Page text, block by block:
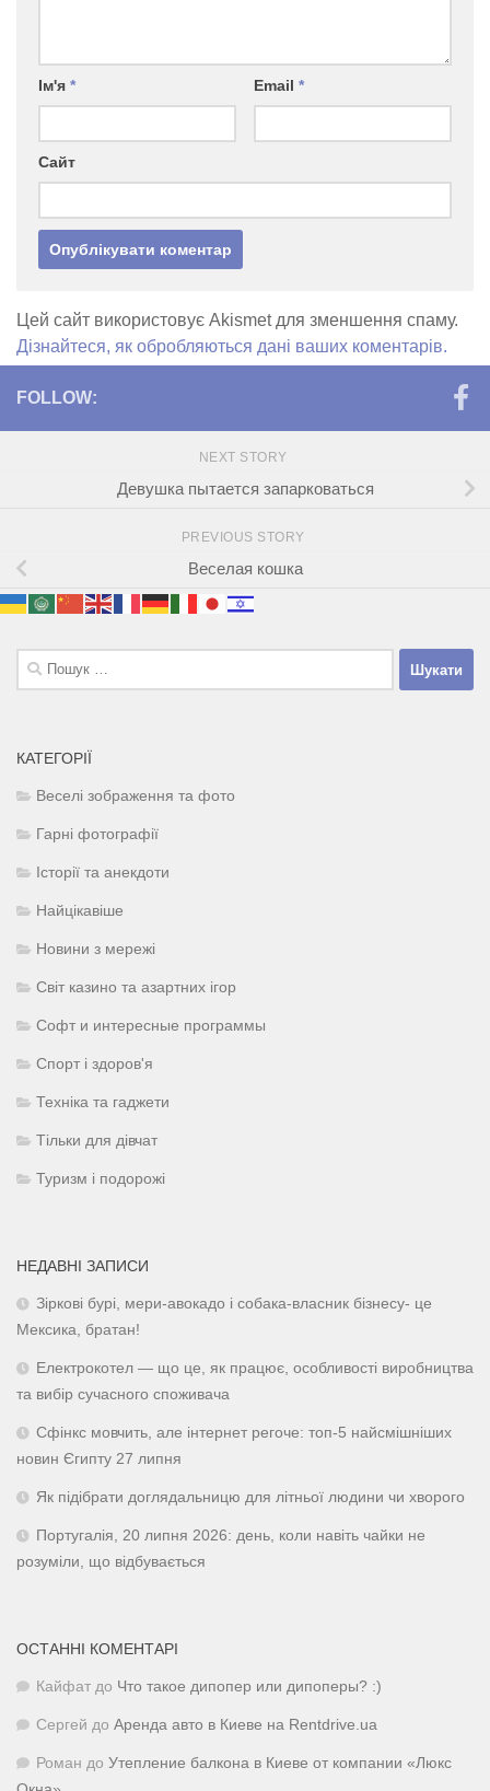
Ім'я * Email *
Сайт
Цей сайт використовує Akismet для зменшення спаму.
Дізнайтеся, як обробляються дані ваших коментарів.
FOLLOW:
NEXT STORY
Девушка пытается запарковаться
PREVIOUS STORY
Веселая кошка
Пошук:
КАТЕГОРІЇ
Веселі зображення та фото
Гарні фотографії
Історії та анекдоти
Найцікавіше
Новини з мережі
Світ казино та азартних ігор
Софт и интересные программы
Спорт і здоров'я
Техніка та гаджети
Тільки для дівчат
Туризм і подорожі
НЕДАВНІ ЗАПИСИ
Зіркові бурі, мери-авокадо і собака-власник бізнесу- це
Мексика, братан!
Електрокотел — що це, як працює, особливості виробництва
та вибір сучасного споживача
Сфінкс мовчить, але інтернет регоче: топ-5 найсмішніших
новин Єгипту 27 липня
Як підібрати доглядальницю для літньої людини чи хворого
Португалія, 20 липня 2026: день, коли навіть чайки не
розуміли, що відбувається
ОСТАННІ КОМЕНТАРІ
Кайфат до Что такое дипопер или дипоперы? :)
Сергей до Аренда авто в Киеве на Rentdrive.ua
Роман до Утепление балкона в Киеве от компании «Люкс